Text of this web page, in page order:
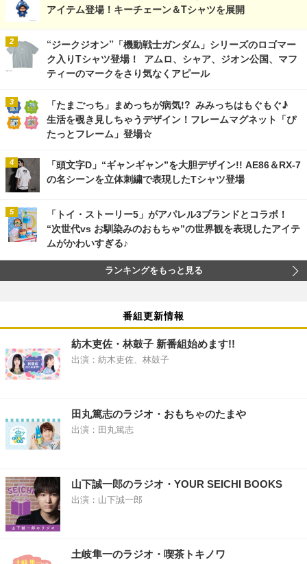
アイテム登場！キーチェーン＆Tシャツを展開
“ジークジオン”「機動戦士ガンダム」シリーズのロゴマー
ク入りTシャツ登場！ アムロ、シャア、ジオン公国、マフ
ティーのマークをさり気なくアピール
「たまごっち」まめっちが病気!? みみっちはもぐもぐ♪
生活を覗き見しちゃうデザイン！フレームマグネット「ぴ
たっとフレーム」登場☆
「頭文字D」“ギャンギャン”を大胆デザイン!! AE86＆RX-7
の名シーンを立体刺繍で表現したTシャツ登場
「トイ・ストーリー5」がアパレル3ブランドとコラボ！
“次世代vs お馴染みのおもちゃ”の世界観を表現したアイテ
ムがかわいすぎる♪
ランキングをもっと見る
番組更新情報
紡木吏佐・林鼓子 新番組始めます!!
出演：紡木吏佐、林鼓子
田丸篤志のラジオ・おもちゃのたまや
出演：田丸篤志
山下誠一郎のラジオ・YOUR SEICHI BOOKS
出演：山下誠一郎
土岐隼一のラジオ・喫茶トキノワ